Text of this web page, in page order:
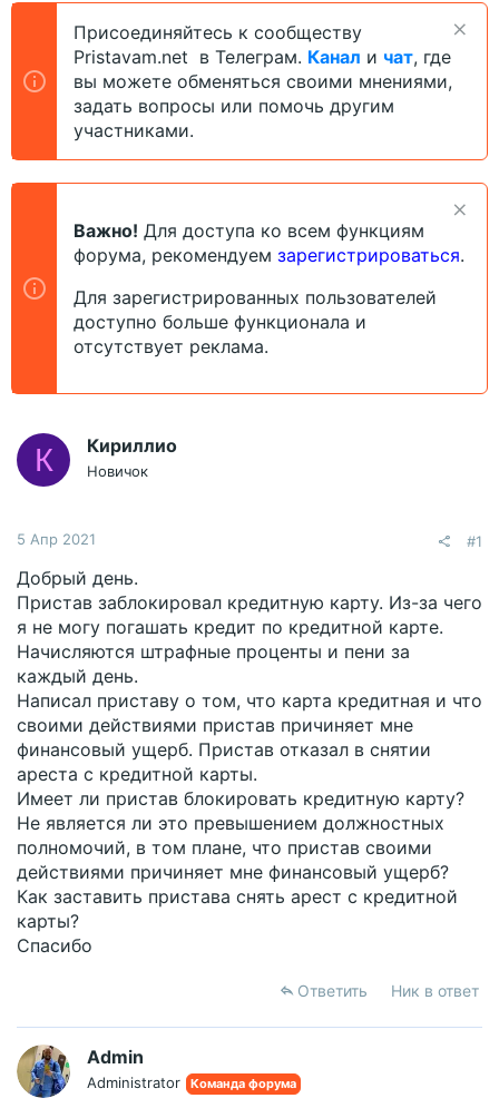
е
н
а
ч
а
а
Присоединяйтесь к сообществу
Pristavam.net в Телеграм. Канал и чат, где
вы можете обменяться своими мнениями,
задать вопросы или помочь другим
участниками.
Важно! Для доступа ко всем функциям
форума, рекомендуем зарегистрироваться.
Для зарегистрированных пользователей
доступно больше функционала и
отсутствует реклама.
К Кириллио
Новичок
5 Апр 2021 #1
Добрый день.
Пристав заблокировал кредитную карту. Из-за чего
я не могу погашать кредит по кредитной карте.
Начисляются штрафные проценты и пени за
каждый день.
Написал приставу о том, что карта кредитная и что
своими действиями пристав причиняет мне
финансовый ущерб. Пристав отказал в снятии
ареста с кредитной карты.
Имеет ли пристав блокировать кредитную карту?
Не является ли это превышением должностных
полномочий, в том плане, что пристав своими
действиями причиняет мне финансовый ущерб?
Как заставить пристава снять арест с кредитной
карты?
Спасибо
Ответить Ник в ответ
Admin
Administrator Команда форума